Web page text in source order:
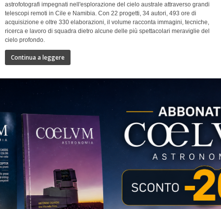
astrofotografi impegnati nell'esplorazione del cielo australe attraverso grandi
telescopi remoti in Cile e Namibia. Con 22 progetti, 34 autori, 493 ore di
acquisizione e oltre 330 elaborazioni, il volume racconta immagini, tecniche,
ricerca e lavoro di squadra dietro alcune delle più spettacolari meraviglie del
cielo profondo.
Continua a leggere